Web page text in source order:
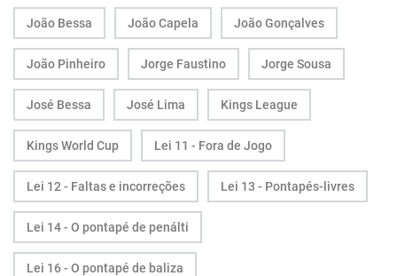
João Bessa João Capela João Gonçalves
João Pinheiro Jorge Faustino Jorge Sousa
José Bessa José Lima Kings League
Kings World Cup Lei 11 - Fora de Jogo
Lei 12 - Faltas e incorreções Lei 13 - Pontapés-livres
Lei 14 - O pontapé de penálti
Lei 16 - O pontapé de baliza